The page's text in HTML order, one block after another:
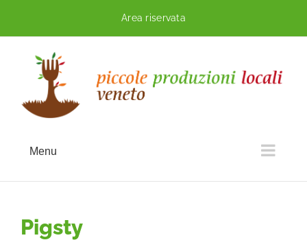
content
Area riservata
Menu
Pigsty